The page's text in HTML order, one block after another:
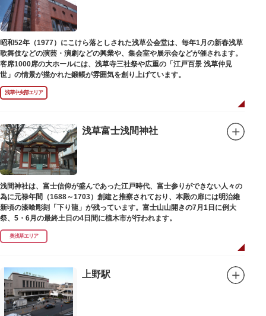
昭和52年（1977）にこけら落としされた浅草公会堂は、毎年1月の新春浅草
歌舞伎などの演芸・演劇などの興業や、集会室や展示会などが催されます。
客席1000席の大ホールには、浅草寺三社祭や広重の「江戸百景 浅草仲見
世」の情景が描かれた鍛帳が雰囲気を創り上げています。
浅草中央部エリア
浅草富士浅間神社
浅間神社は、富士信仰が盛んであった江戸時代、富士参りができない人々の
為に元禄年間（1688～1703）創建と推察されており、本殿の扉には明治維
新頃の漆喰彫刻「下り龍」が残っています。富士山山開きの7月1日に例大
祭、5・6月の最終土日の4日間に植木市が行われます。
奥浅草エリア
上野駅